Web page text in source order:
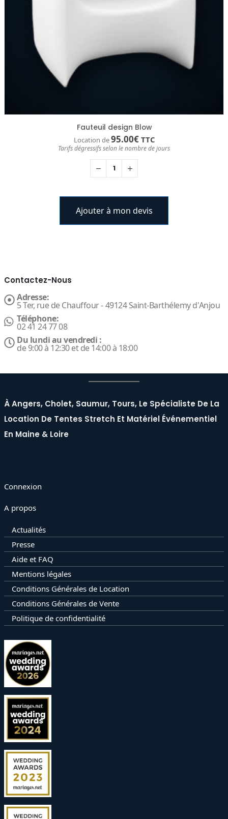
Fauteuil design Blow
Location de95.00€ TTC
Tarifs dégressifs selon le nombre de jours
Ajouter à mon devis
Contactez-Nous
Adresse:
5 Ter, rue de Chauffour - 49124 Saint-Barthélemy d'Anjou
Téléphone:
02 41 24 77 08
Du lundi au vendredi :
de 9:00 à 12:30 et de 14:00 à 18:00
À Angers, Cholet, Saumur, Tours, Le Spécialiste De La
Location De Tentes Stretch Et Matériel Événementiel
En Maine & Loire
Connexion
A propos
Actualités
Presse
Aide et FAQ
Mentions légales
Conditions Générales de Location
Conditions Générales de Vente
Politique de confidentialité